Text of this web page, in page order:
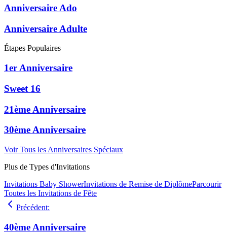
Anniversaire Ado
Anniversaire Adulte
Étapes Populaires
1er Anniversaire
Sweet 16
21ème Anniversaire
30ème Anniversaire
Voir Tous les Anniversaires Spéciaux
Plus de Types d'Invitations
Invitations Baby ShowerInvitations de Remise de DiplômeParcourir
Toutes les Invitations de Fête
Précédent:
40ème Anniversaire